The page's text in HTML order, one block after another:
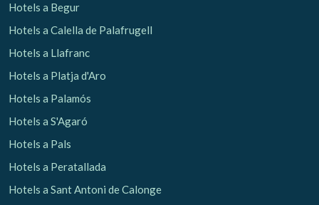
Hotels a Begur
Hotels a Calella de Palafrugell
Hotels a Llafranc
Hotels a Platja d'Aro
Hotels a Palamós
Hotels a S'Agaró
Hotels a Pals
Hotels a Peratallada
Hotels a Sant Antoni de Calonge
navegador podent, si així ho desitja, impedir que siguin
compte que aquesta acció podrà ocasionar dificultats de
Analítiques i personalització
Permeten fer el seguiment i l'anàlisi del comportament
mitjançant aquest tipus de cookies s'utilitza en el
perfils de navegació dels usuaris per introduir millores en
servei. Permeten desar la informació de preferència de
una millor experiència a través de productes recomanats.